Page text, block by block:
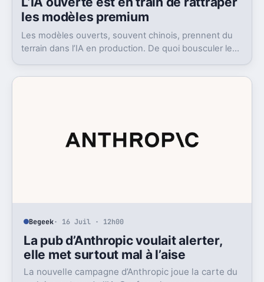
les modèles premium
Les modèles ouverts, souvent chinois, prennent du
terrain dans l’IA en production. De quoi bousculer le
Begeek· 16 Juil · 12h00
La pub d’Anthropic voulait alerter,
elle met surtout mal à l’aise
La nouvelle campagne d’Anthropic joue la carte du